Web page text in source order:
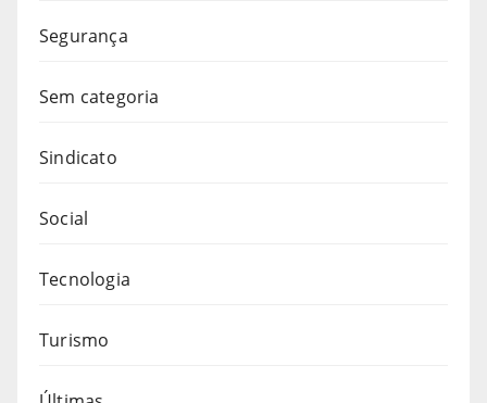
Segurança
Sem categoria
Sindicato
Social
Tecnologia
Turismo